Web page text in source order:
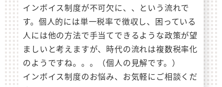
インボイス制度が不可欠に、、という流れで
す。個人的には単一税率で徴収し、困っている
人には他の方法で手当てできるような政策が望
ましいと考えますが、時代の流れは複数税率化
のようですね。。。（個人の見解です。）
インボイス制度のお悩み、お気軽にご相談くだ